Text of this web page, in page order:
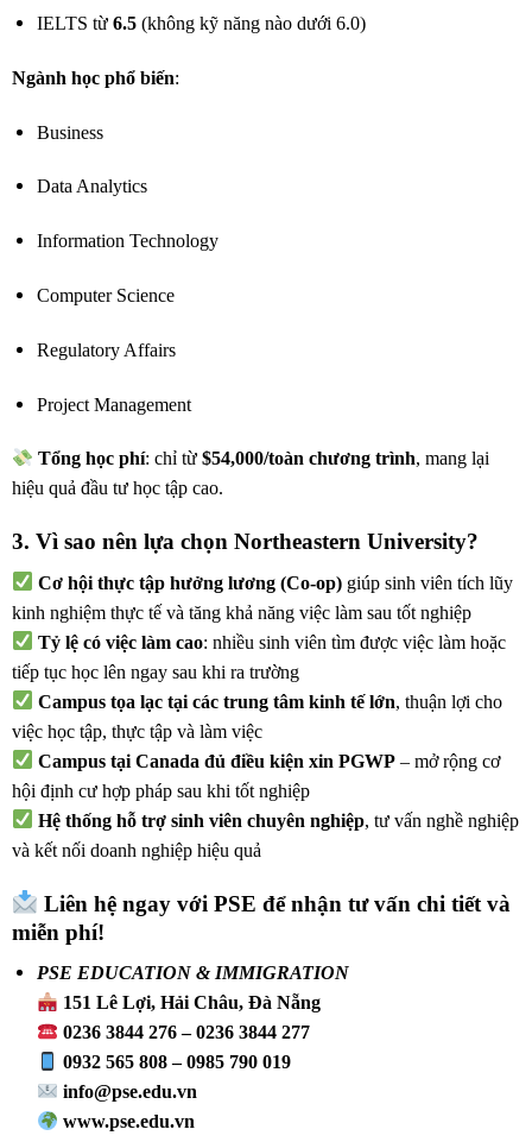
IELTS từ 6.5(không kỹ năng nào dưới 6.0)
Ngành học phổ biến:
Business
Data Analytics
Information Technology
Computer Science
Regulatory Affairs
Project Management
Tổng học phí: chỉ từ$54,000/toàn chương trình, mang lại
hiệu quả đầu tư học tập cao.
3. Vì sao nên lựa chọn Northeastern University?
Cơ hội thực tập hưởng lương (Co-op) giúp sinh viên tích lũy
kinh nghiệm thực tế và tăng khả năng việc làm sau tốt nghiệp
Tỷ lệ có việc làm cao: nhiều sinh viên tìm được việc làm hoặc
tiếp tục học lên ngay sau khi ra trường
Campus tọa lạc tại các trung tâm kinh tế lớn, thuận lợi cho
việc học tập, thực tập và làm việc
Campus tại Canada đủ điều kiện xin PGWP – mở rộng cơ
hội định cư hợp pháp sau khi tốt nghiệp
Hệ thống hỗ trợ sinh viên chuyên nghiệp, tư vấn nghề nghiệp
và kết nối doanh nghiệp hiệu quả
Liên hệ ngay với PSE để nhận tư vấn chi tiết và
miễn phí!
PSE EDUCATION & IMMIGRATION
151 Lê Lợi, Hải Châu, Đà Nẵng
0236 3844 276 – 0236 3844 277
0932 565 808 – 0985 790 019
info@pse.edu.vn
www.pse.edu.vn